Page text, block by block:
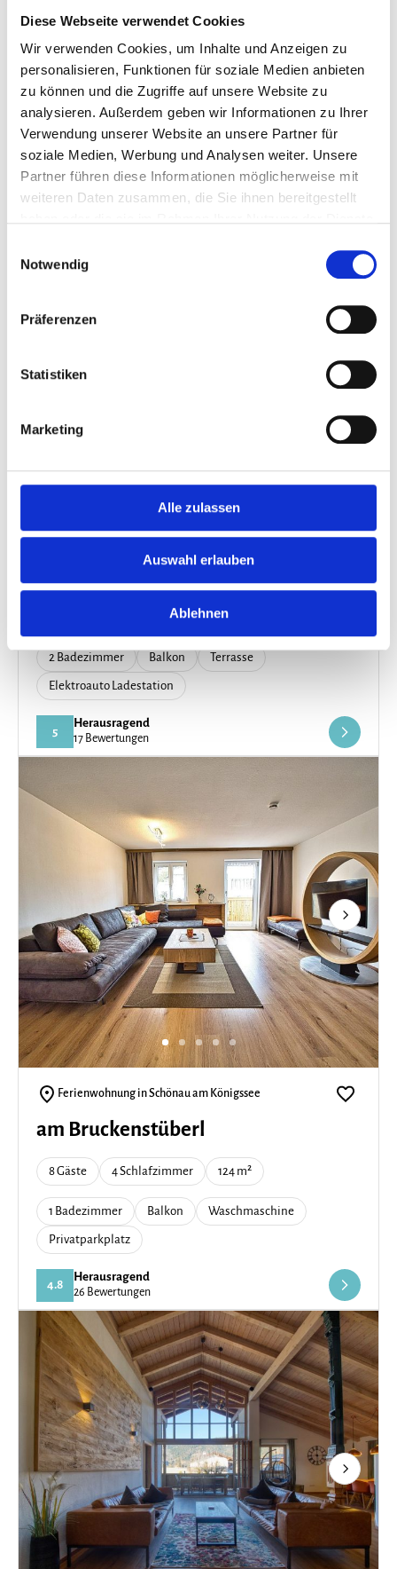
Diese Webseite verwendet Cookies
Wir verwenden Cookies, um Inhalte und Anzeigen zu
personalisieren, Funktionen für soziale Medien anbieten
zu können und die Zugriffe auf unsere Website zu
analysieren. Außerdem geben wir Informationen zu Ihrer
Verwendung unserer Website an unsere Partner für
soziale Medien, Werbung und Analysen weiter. Unsere
Partner führen diese Informationen möglicherweise mit
weiteren Daten zusammen, die Sie ihnen bereitgestellt
Notwendig
Präferenzen
Statistiken
Marketing
Alle zulassen
Auswahl erlauben
Ablehnen
Hochkalterblick
6 Gäste 3 Schlafzimmer 122 m²
2 Badezimmer Terrasse Garten
Elektroauto Ladestation
4.9
Herausragend
Next
Ferienhaus in Schönau am Königssee
2 Schlafzimmer 120 m²
2 Badezimmer Balkon Terrasse
Elektroauto Ladestation
5
Herausragend
17 Bewertungen
Next
Ferienwohnung in Schönau am Königssee
am Bruckenstüberl
8 Gäste 4 Schlafzimmer 124 m²
1 Badezimmer Balkon Waschmaschine
Privatparkplatz
4.8
Herausragend
26 Bewertungen
Next